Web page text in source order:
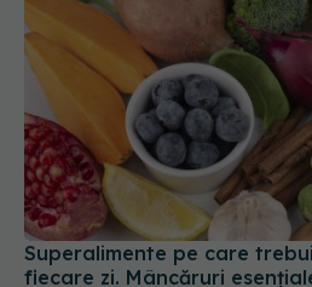
Superalimente pe care
fiecare zi. Mâncăruri